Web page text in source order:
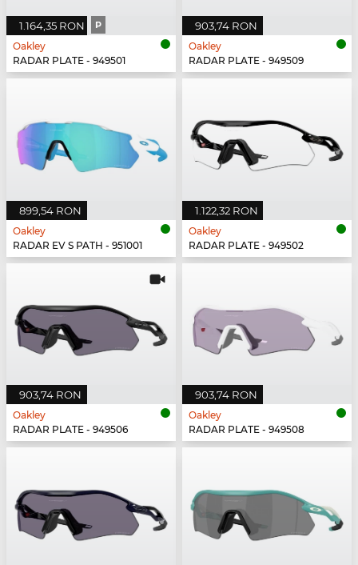
1.164,35 RON P
Oakley
RADAR PLATE - 949501
903,74 RON
Oakley
RADAR PLATE - 949509
899,54 RON
Oakley
RADAR EV S PATH - 951001
1.122,32 RON
Oakley
RADAR PLATE - 949502
903,74 RON
Oakley
RADAR PLATE - 949506
903,74 RON
Oakley
RADAR PLATE - 949508